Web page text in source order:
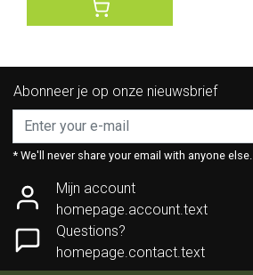
Abonneer je op onze nieuwsbrief
* We'll never share your email with anyone else.
Mijn account
homepage.account.text
Questions?
homepage.contact.text